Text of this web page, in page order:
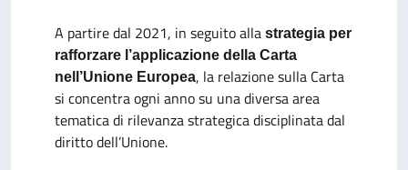
A partire dal 2021, in seguito alla strategia per
rafforzare l’applicazione della Carta
nell’Unione Europea, la relazione sulla Carta
si concentra ogni anno su una diversa area
tematica di rilevanza strategica disciplinata dal
diritto dell’Unione.